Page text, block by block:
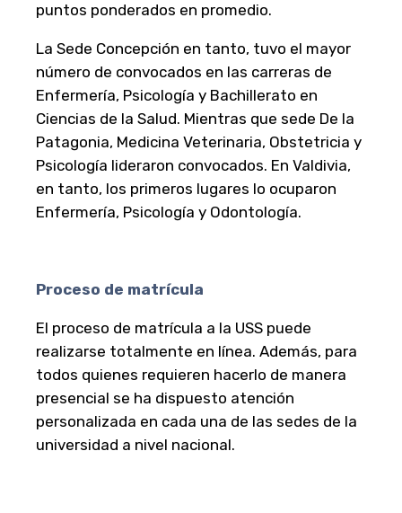
puntos ponderados en promedio.
La Sede Concepción en tanto, tuvo el mayor
número de convocados en las carreras de
Enfermería, Psicología y Bachillerato en
Ciencias de la Salud. Mientras que sede De la
Patagonia, Medicina Veterinaria, Obstetricia y
Psicología lideraron convocados. En Valdivia,
en tanto, los primeros lugares lo ocuparon
Enfermería, Psicología y Odontología.
Proceso de matrícula
El proceso de matrícula a la USS puede
realizarse totalmente en línea. Además, para
todos quienes requieren hacerlo de manera
presencial se ha dispuesto atención
personalizada en cada una de las sedes de la
universidad a nivel nacional.